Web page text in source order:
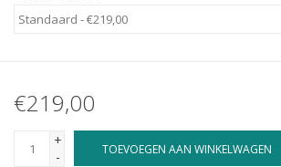
€219,00
+
-
TOEVOEGEN AAN WINKELWAGEN